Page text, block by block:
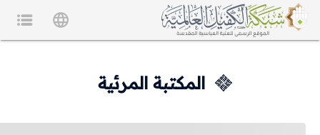
المكتبة المرئية